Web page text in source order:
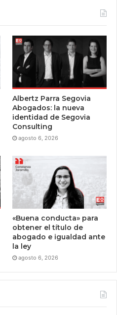
Albertz Parra Segovia
Abogados: la nueva
identidad de Segovia
Consulting
agosto 6, 2026
«Buena conducta» para
obtener el título de
abogado e igualdad ante
la ley
agosto 6, 2026